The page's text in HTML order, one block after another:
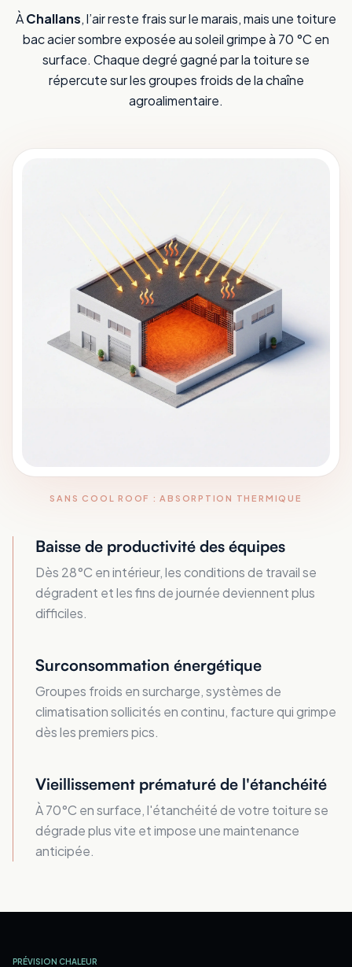
ÀChallans, l’air reste frais sur le marais, mais une toiture
bac acier sombre exposée au soleil grimpe à 70 °C en
surface. Chaque degré gagné par la toiture se
répercute sur les groupes froids de la chaîne
agroalimentaire.
SANS COOL ROOF : ABSORPTION THERMIQUE
Baisse de productivité des équipes
Dès 28°C en intérieur, les conditions de travail se
dégradent et les fins de journée deviennent plus
difficiles.
Surconsommation énergétique
Groupes froids en surcharge, systèmes de
climatisation sollicités en continu, facture qui grimpe
dès les premiers pics.
Vieillissement prématuré de l'étanchéité
À 70°C en surface, l'étanchéité de votre toiture se
dégrade plus vite et impose une maintenance
anticipée.
PRÉVISION CHALEUR